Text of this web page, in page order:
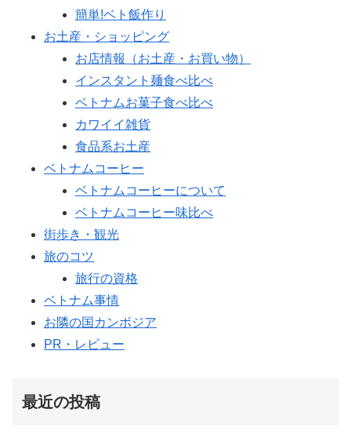
簡単!ベト飯作り
お土産・ショッピング
お店情報（お土産・お買い物）
インスタント麺食べ比べ
ベトナムお菓子食べ比べ
カワイイ雑貨
食品系お土産
ベトナムコーヒー
ベトナムコーヒーについて
ベトナムコーヒー味比べ
街歩き・観光
旅のコツ
旅行の資格
ベトナム事情
お隣の国カンボジア
PR・レビュー
最近の投稿